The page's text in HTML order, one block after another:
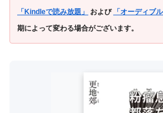
「Kindleで読み放題」 および 「オーディブ
期によって変わる場合がございます。